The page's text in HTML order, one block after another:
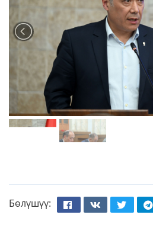
Бөлүшүү:
FacebookВконтактеТвиттер